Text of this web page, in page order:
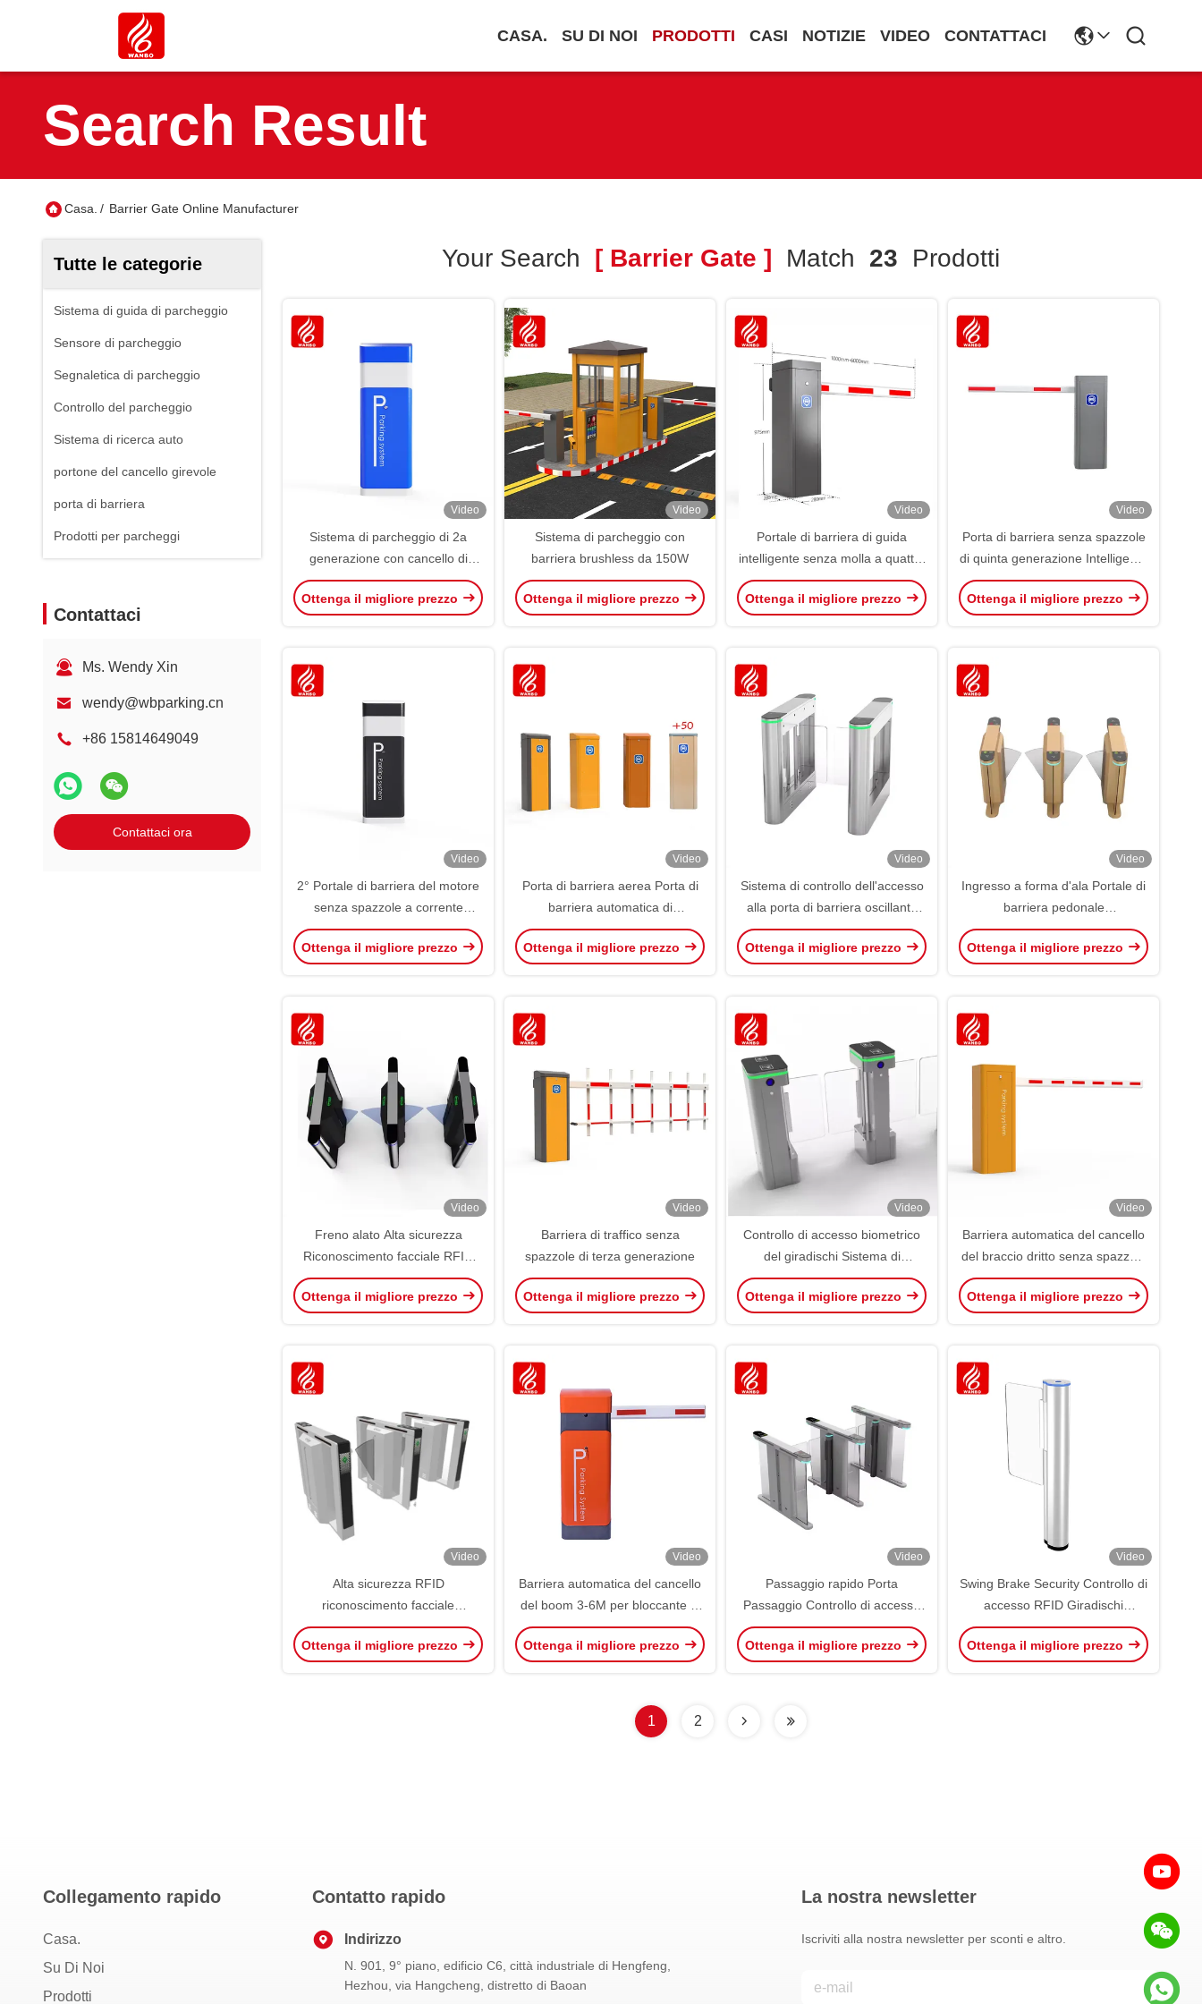
CASA. SU DI NOI PRODOTTI CASI NOTIZIE VIDEO CONTATTACI
Search Result
Casa. / Barrier Gate Online Manufacturer
Tutte le categorie
Sistema di guida di parcheggio
Sensore di parcheggio
Segnaletica di parcheggio
Controllo del parcheggio
Sistema di ricerca auto
portone del cancello girevole
porta di barriera
Prodotti per parcheggi
Contattaci
Ms. Wendy Xin
wendy@wbparking.cn
+86 15814649049
Contattaci ora
Your Search [ Barrier Gate ] Match 23 Prodotti
Video
Sistema di parcheggio di 2a
generazione con cancello di
barriera non a molla cancello di
barriera automatico
Ottenga il migliore prezzo
Video
Sistema di parcheggio con
barriera brushless da 150W
Ottenga il migliore prezzo
Video
Portale di barriera di guida
intelligente senza molla a quattro
gradi Trasmissione di
trasmissione barriera di
Ottenga il migliore prezzo
Video
Porta di barriera senza spazzole
di quinta generazione Intelligente
Porta ascensore automatico
Entrata uscita
Ottenga il migliore prezzo
Video
2° Portale di barriera del motore
senza spazzole a corrente
continua Sistema di gestione del
parcheggio Portale di barriera del
Ottenga il migliore prezzo
Video
Porta di barriera aerea Porta di
barriera automatica di
parcheggio
Ottenga il migliore prezzo
Video
Sistema di controllo dell'accesso
alla porta di barriera oscillante
Impronta digitale Carta RFID
Controllo di accesso biometrico
Ottenga il migliore prezzo
Video
Ingresso a forma d'ala Portale di
barriera pedonale
Riconoscimento facciale
Controllo dell'accesso Portale di
Ottenga il migliore prezzo
Video
Freno alato Alta sicurezza
Riconoscimento facciale RFID
Controllo dell'accesso alle
impronte digitali Flap Tornitura
Ottenga il migliore prezzo
Video
Barriera di traffico senza
spazzole di terza generazione
Ottenga il migliore prezzo
Video
Controllo di accesso biometrico
del giradischi Sistema di
sicurezza delle impronte digitali
Porta giradischi oscillante
Ottenga il migliore prezzo
Video
Barriera automatica del cancello
del braccio dritto senza spazzole
3-6m Per il blocco del parcheggio
Sistema di pagamento del
Ottenga il migliore prezzo
Video
Alta sicurezza RFID
riconoscimento facciale
Fingerprint Flap Controllo di
accesso per palestra e parco
Ottenga il migliore prezzo
Video
Barriera automatica del cancello
del boom 3-6M per bloccante di
parcheggio
Ottenga il migliore prezzo
Video
Passaggio rapido Porta
Passaggio Controllo di accesso
Stadio Tornitore Porta Barriera
oscillante Tornitore
Ottenga il migliore prezzo
Video
Swing Brake Security Controllo di
accesso RFID Giradischi
automatici Giradischi a velocità di
oscillazione Giradischi a barriera
Ottenga il migliore prezzo
1 2
Collegamento rapido
Casa.
Su Di Noi
Prodotti
Contatto rapido
Indirizzo
N. 901, 9° piano, edificio C6, città industriale di Hengfeng,
Hezhou, via Hangcheng, distretto di Baoan
La nostra newsletter
Iscriviti alla nostra newsletter per sconti e altro.